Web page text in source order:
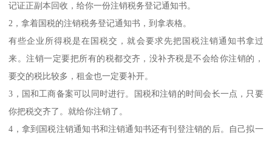
记证正副本回收，给你一份注销税务登记通知书。
2，拿着国税的注销税务登记通知书，到拿表格。
有些企业所得税是在国税交，就会要求先把国税注销通知书拿过
来。注销一定要把所有的税都交齐，没补齐税是不会给你注销的，
要交的税比较多，租金也一定要补开。
3，国和工商备案可以同时进行。国税和注销的时间会长一点，只要
你把税交齐了。就给你注销了。
4，拿到国税注销通知书和注销通知书还有刊登注销的后。自己拟一